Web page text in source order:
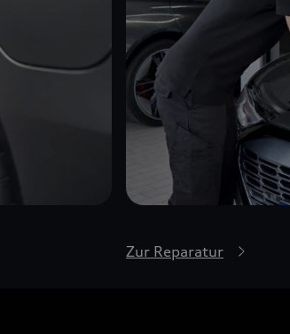
Zur Reparatur